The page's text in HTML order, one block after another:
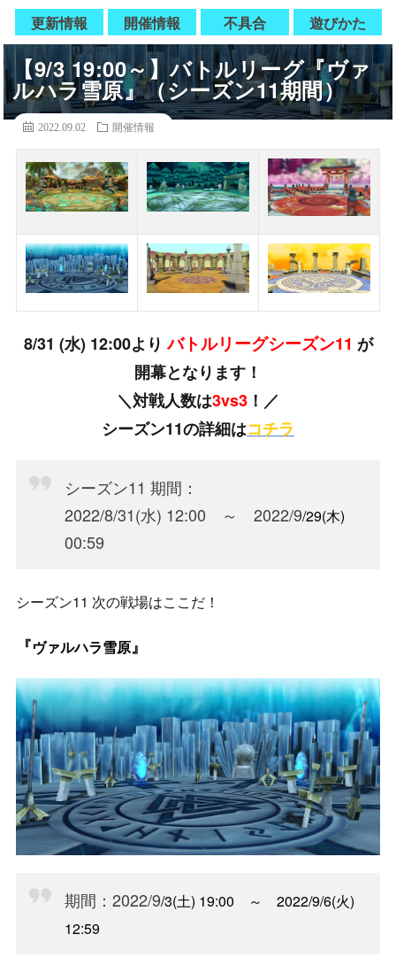
更新情報 開催情報 不具合 遊びかた
【9/3 19:00～】バトルリーグ『ヴァ
ルハラ雪原』（シーズン11期間）
2022.09.02 開催情報
8/31 (水) 12:00よりバトルリーグシーズン11 が
開幕となります！
＼対戦人数は3vs3 ！／
シーズン11の詳細はコチラ
シーズン11 期間：
2022/8/31(水) 12:00 ～ 2022/9/29(木)
00:59
シーズン11 次の戦場はここだ！
『ヴァルハラ雪原』
期間：2022/9/3(土) 19:00 ～ 2022/9/6(火)
12:59